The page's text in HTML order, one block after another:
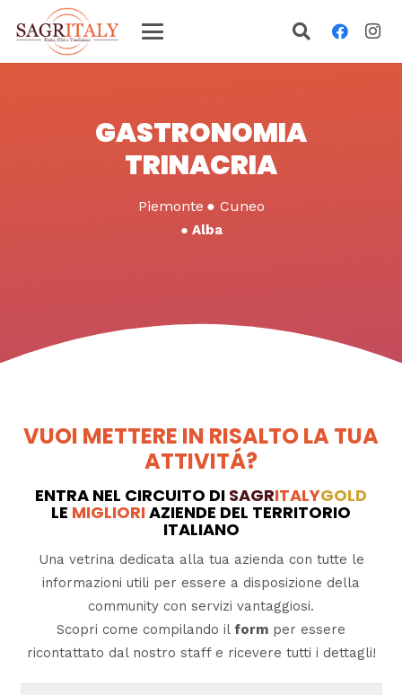
GASTRONOMIA
TRINACRIA
Piemonte ● Cuneo
● Alba
VUOI METTERE IN RISALTO LA TUA
ATTIVITÁ?
ENTRA NEL CIRCUITO DI SAGRITALYGOLD
LE MIGLIORIAZIENDE DEL TERRITORIO
ITALIANO
Una vetrina dedicata alla tua azienda con tutte le
informazioni utili per essere a disposizione della
community con servizi vantaggiosi.
Scopri come compilando il form per essere
ricontattato dal nostro staff e ricevere tutti i dettagli!